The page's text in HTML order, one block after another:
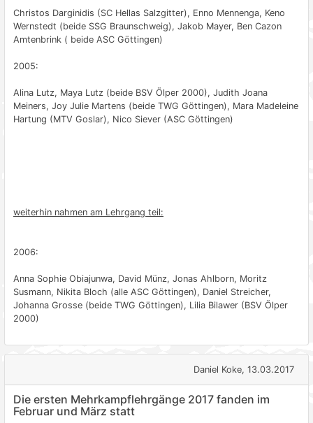
Christos Darginidis (SC Hellas Salzgitter), Enno Mennenga, Keno
Wernstedt (beide SSG Braunschweig), Jakob Mayer, Ben Cazon
Amtenbrink ( beide ASC Göttingen)
2005:
Alina Lutz, Maya Lutz (beide BSV Ölper 2000), Judith Joana
Meiners, Joy Julie Martens (beide TWG Göttingen), Mara Madeleine
Hartung (MTV Goslar), Nico Siever (ASC Göttingen)
weiterhin nahmen am Lehrgang teil:
2006:
Anna Sophie Obiajunwa, David Münz, Jonas Ahlborn, Moritz
Susmann, Nikita Bloch (alle ASC Göttingen), Daniel Streicher,
Johanna Grosse (beide TWG Göttingen), Lilia Bilawer (BSV Ölper
2000)
Daniel Koke, 13.03.2017
Die ersten Mehrkampflehrgänge 2017 fanden im
Februar und März statt